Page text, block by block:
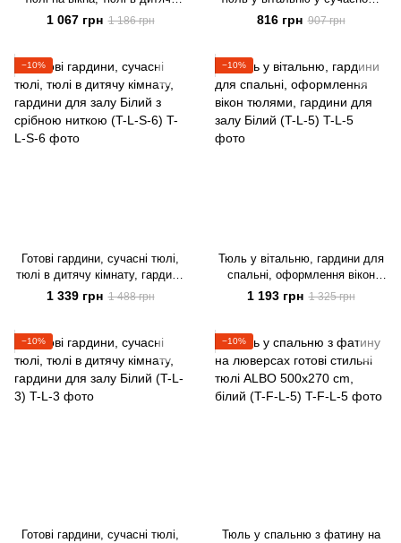
кімнату, тюлі на кухню Білий
ALBO 500x270 cm (T-F-5)
1 067 грн 1 186 грн
стилі на тасьмі
816 грн 907 грн
−10%
Готові гардини, сучасні тюлі,
тюлі в дитячу кімнату, гардини
для залу Білий з срібною
ниткою (T-L-S-6)
1 339 грн 1 488 грн
−10%
Тюль у вітальню, гардини для
спальні, оформлення вікон
тюлями, гардини для залу
Білий (T-L-5)
1 193 грн 1 325 грн
−10%
Готові гардини, сучасні тюлі,
−10%
Тюль у спальню з фатину на